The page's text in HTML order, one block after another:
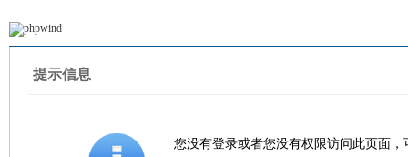
提示信息
您没有登录或者您没有权限访问此页面